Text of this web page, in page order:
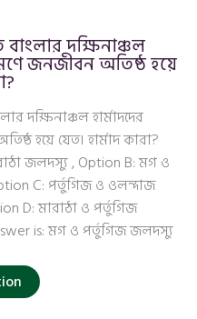
বাংলার দক্ষিনাঞ্চল
জনজীবন অতিষ্ঠ হয়ে
দক্ষিনাঞ্চল হার্মাদদের
হয়ে যেত। হার্মাদ কারা?
জলদস্যু , Option B: মগ ও
C: পর্তুগিজ ও ওলন্দাজ
D: মারাঠা ও পর্তুগিজ
is: মগ ও পর্তুগিজ জলদস্যু